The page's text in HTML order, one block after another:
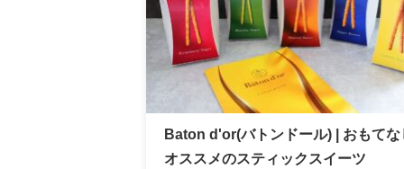
Baton d'or(バトンドール) | おもてな
オススメのスティックスイーツ